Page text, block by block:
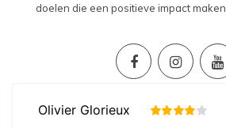
doelen die een positieve impact maken.